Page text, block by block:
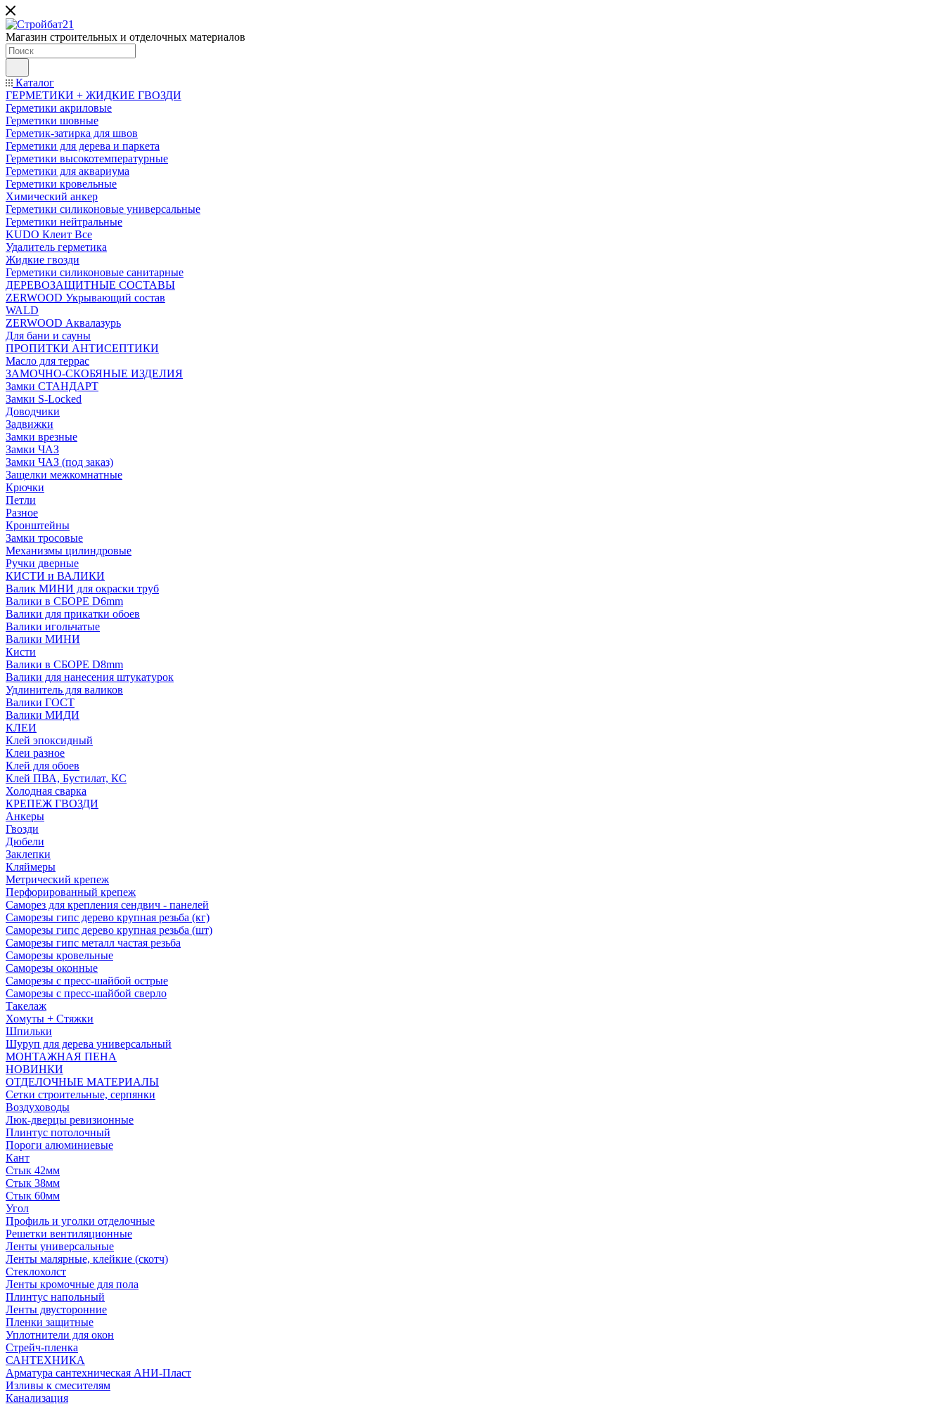
Магазин строительных и отделочных материалов
Каталог
ГЕРМЕТИКИ + ЖИДКИЕ ГВОЗДИ
Герметики акриловые
Герметики шовные
Герметик-затирка для швов
Герметики для дерева и паркета
Герметики высокотемпературные
Герметики для аквариума
Герметики кровельные
Химический анкер
Герметики силиконовые универсальные
Герметики нейтральные
KUDO Клеит Все
Удалитель герметика
Жидкие гвозди
Герметики силиконовые санитарные
ДЕРЕВОЗАЩИТНЫЕ СОСТАВЫ
ZERWOOD Укрывающий состав
WALD
ZERWOOD Аквалазурь
Для бани и сауны
ПРОПИТКИ АНТИСЕПТИКИ
Масло для террас
ЗАМОЧНО-СКОБЯНЫЕ ИЗДЕЛИЯ
Замки СТАНДАРТ
Замки S-Locked
Доводчики
Задвижки
Замки врезные
Замки ЧАЗ
Замки ЧАЗ (под заказ)
Защелки межкомнатные
Крючки
Петли
Разное
Кронштейны
Замки тросовые
Механизмы цилиндровые
Ручки дверные
КИСТИ и ВАЛИКИ
Валик МИНИ для окраски труб
Валики в СБОРЕ D6mm
Валики для прикатки обоев
Валики игольчатые
Валики МИНИ
Кисти
Валики в СБОРЕ D8mm
Валики для нанесения штукатурок
Удлинитель для валиков
Валики ГОСТ
Валики МИДИ
КЛЕИ
Клей эпоксидный
Клеи разное
Клей для обоев
Клей ПВА, Бустилат, КС
Холодная сварка
КРЕПЕЖ ГВОЗДИ
Анкеры
Гвозди
Дюбели
Заклепки
Кляймеры
Метрический крепеж
Перфорированный крепеж
Саморез для крепления сендвич - панелей
Саморезы гипс дерево крупная резьба (кг)
Саморезы гипс дерево крупная резьба (шт)
Саморезы гипс металл частая резьба
Саморезы кровельные
Саморезы оконные
Саморезы с пресс-шайбой острые
Саморезы с пресс-шайбой сверло
Такелаж
Хомуты + Стяжки
Шпильки
Шуруп для дерева универсальный
МОНТАЖНАЯ ПЕНА
НОВИНКИ
ОТДЕЛОЧНЫЕ МАТЕРИАЛЫ
Сетки строительные, серпянки
Воздуховоды
Люк-дверцы ревизионные
Плинтус потолочный
Пороги алюминиевые
Кант
Стык 42мм
Стык 38мм
Стык 60мм
Угол
Профиль и уголки отделочные
Решетки вентиляционные
Ленты универсальные
Ленты малярные, клейкие (скотч)
Стеклохолст
Ленты кромочные для пола
Плинтус напольный
Ленты двусторонние
Пленки защитные
Уплотнители для окон
Стрейч-пленка
САНТЕХНИКА
Арматура сантехническая АНИ-Пласт
Изливы к смесителям
Канализация